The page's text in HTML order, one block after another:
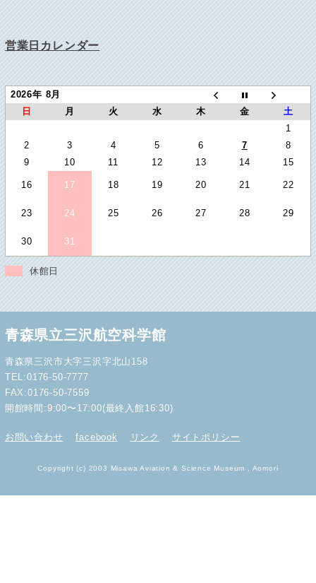
営業日カレンダー
2026年 8月
日
月 火 水 木 金
土
1
2
3 4 5 6 7
8
9
10 11 12 13 14 15
16 17 18 19 20 21 22
23 24 25 26 27 28 29
30 31
休館日
青森県立三沢航空科学館
青森県三沢市大字三沢字北山158
TEL:0176-50-7777
FAX:0176-50-7559
開館時間:9:00〜17:00(最終入館16:30)
お問い合わせ facebook リンク サイトポリシー
Copyright (c) 2003 Misawa Aviation & Science Museum , Aomori